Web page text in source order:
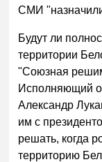
СМИ
Будут ли
территории
"Союзная
Исполняющий
Александр
им с
решать, когда
территорию